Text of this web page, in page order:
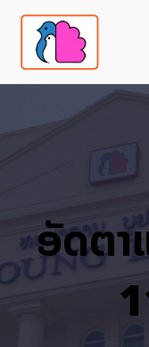
ອັດ​ຕ